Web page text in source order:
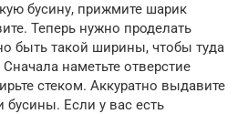
бусину, прижмите шарик
Теперь нужно проделать
быть такой ширины, чтобы туда
наметьте отверстие
стеком. Аккуратно выдавите
бусины. Если у вас есть